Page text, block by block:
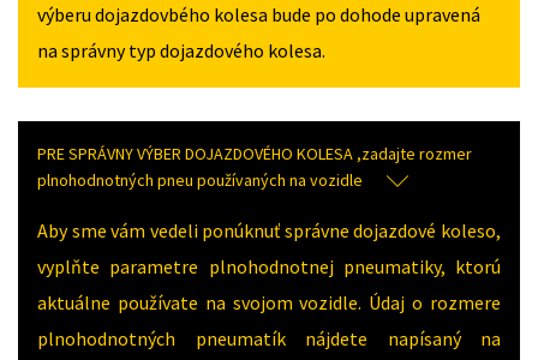
výberu dojazdovbého kolesa bude po dohode upravená
na správny typ dojazdového kolesa.
PRE SPRÁVNY VÝBER DOJAZDOVÉHO KOLESA ,zadajte rozmer
plnohodnotných pneu používaných na vozidle
Aby sme vám vedeli ponúknuť správne dojazdové koleso,
vyplňte parametre plnohodnotnej pneumatiky, ktorú
aktuálne používate na svojom vozidle. Údaj o rozmere
plnohodnotných pneumatík nájdete napísaný na